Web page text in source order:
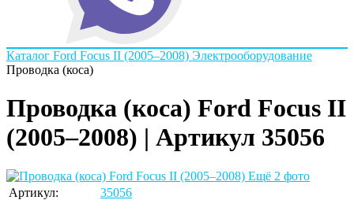
Каталог Ford Focus II (2005–2008) Электрооборудование
Проводка (коса)
Проводка (коса) Ford Focus II
(2005–2008) | Артикул 35056
Ещё 2 фото
Артикул:
35056